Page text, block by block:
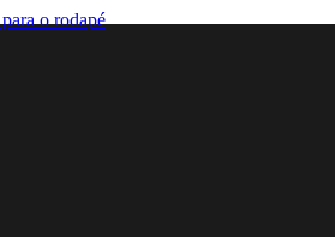
o rodapé